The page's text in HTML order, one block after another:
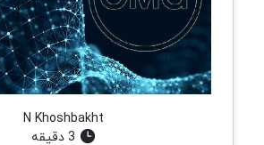
N Khoshbakht